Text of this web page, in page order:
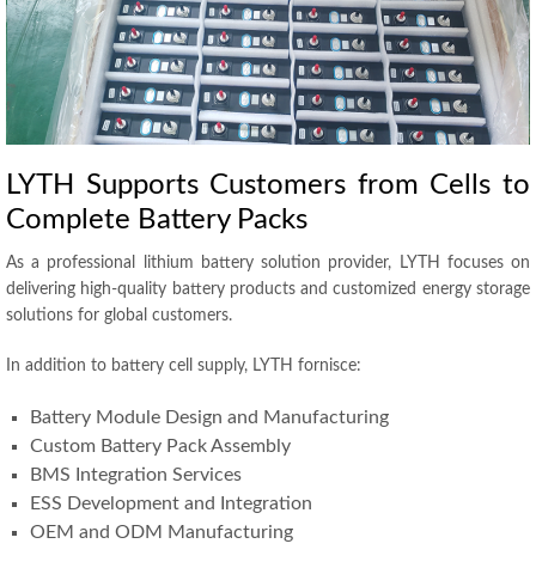
LYTH Supports Customers from Cells to
Complete Battery Packs
As a professional lithium battery solution provider,
LYTH focuses on
delivering high-quality battery products and customized energy storage
solutions for global customers.
In addition to battery cell supply, LYTH fornisce:
Battery Module Design and Manufacturing
Custom Battery Pack Assembly
BMS Integration Services
ESS Development and Integration
OEM and ODM Manufacturing